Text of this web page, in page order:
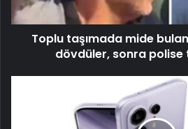
Toplu taşımada mide
dövdüler, sonra